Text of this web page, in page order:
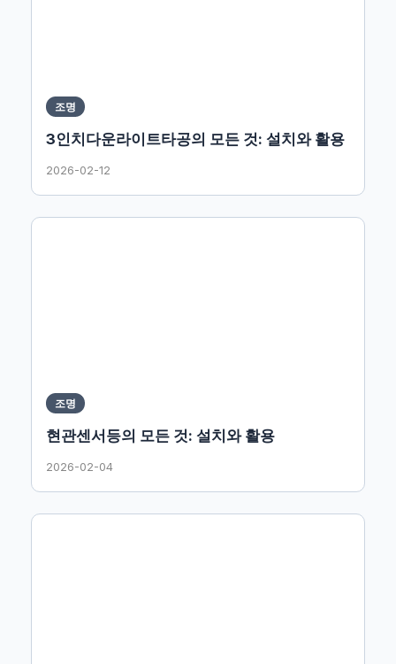
조명
3인치다운라이트타공의 모든 것: 설치와 활용
2026-02-12
조명
현관센서등의 모든 것: 설치와 활용
2026-02-04